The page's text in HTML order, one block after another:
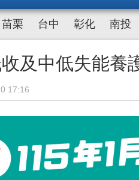
苗栗 台中 彰化 南投
及中低失能
17:16